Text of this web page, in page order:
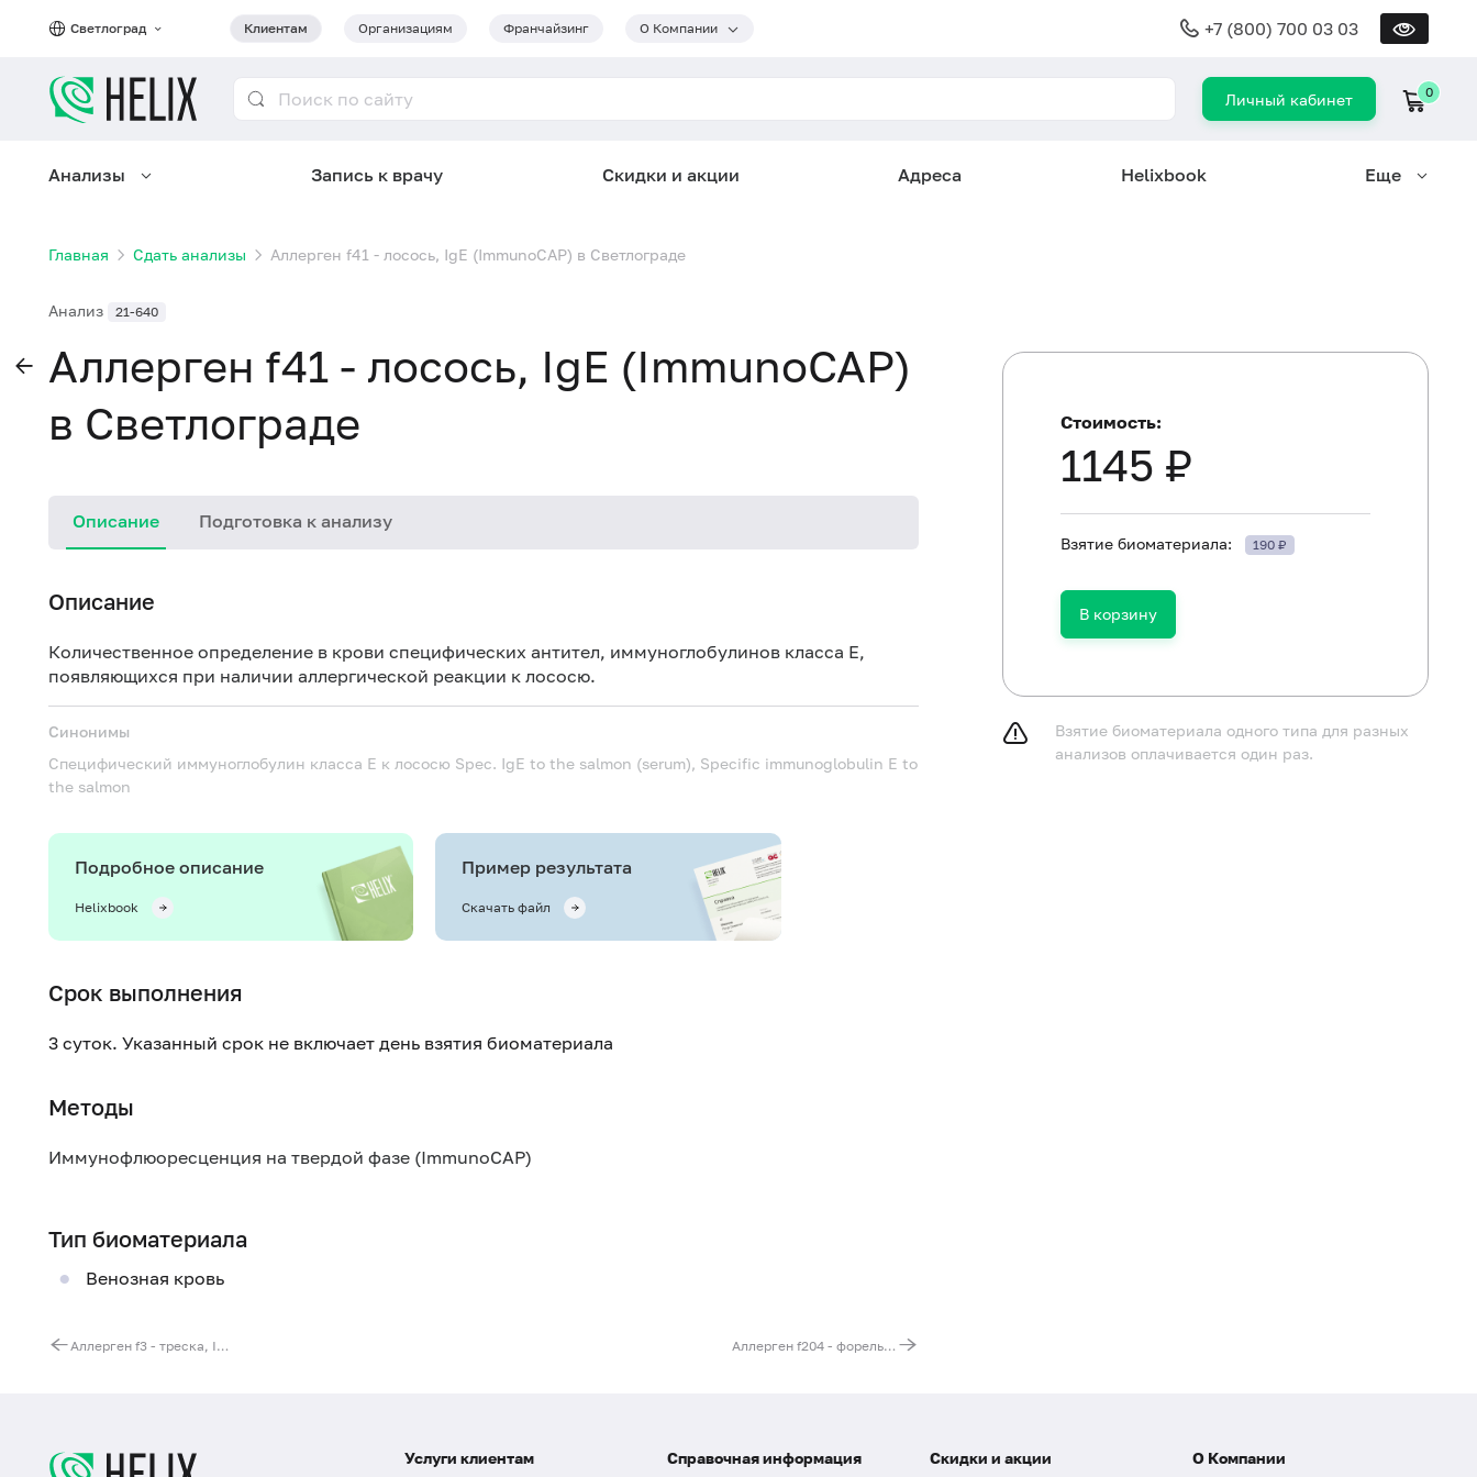
Светлоград Клиентам Организациям Франчайзинг О Компании +7 (800) 700 03 03
Личный кабинет 0
Анализы Запись к врачу Скидки и акции Адреса Helixbook Еще
Главная Сдать анализы Аллерген f41 - лосось, IgE (ImmunoCAP) в Светлограде
Анализ 21-640
Аллерген f41 - лосось, IgE (ImmunoCAP)
в Светлограде
Описание Подготовка к анализу
Описание
Количественное определение в крови специфических антител, иммуноглобулинов класса E,
появляющихся при наличии аллергической реакции к лососю.
Синонимы
Специфический иммуноглобулин класса Е к лососю Spec. IgE to the salmon (serum), Specific immunoglobulin E to
the salmon
Подробное описание
Helixbook
Пример результата
Скачать файл
Срок выполнения
3 суток. Указанный срок не включает день взятия биоматериала
Методы
Иммунофлюоресценция на твердой фазе (ImmunoCAP)
Тип биоматериала
Венозная кровь
Аллерген f3 - треска, IgE (ImmunoCAP) Аллерген f204 - форель, IgE (ImmunoCAP)
Не курить в течение 30 минут до исследования.
Стоимость:
1145 ₽
Взятие биоматериала: 190 ₽
В корзину
Взятие биоматериала одного типа для разных
анализов оплачивается один раз.
Услуги клиентам Справочная информация Скидки и акции О Компании